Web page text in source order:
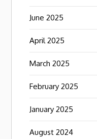
June 2025
April 2025
March 2025
February 2025
January 2025
August 2024